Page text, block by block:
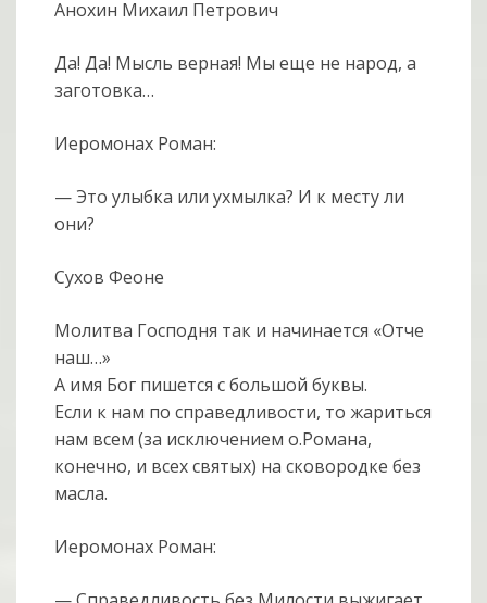
Анохин Михаил Петрович
Да! Да! Мысль верная! Мы еще не народ, а
заготовка…
Иеромонах Роман:
— Это улыбка или ухмылка? И к месту ли
они?
Сухов Феоне
Молитва Господня так и начинается «Отче
наш…»
А имя Бог пишется с большой буквы.
Если к нам по справедливости, то жариться
нам всем (за исключением о.Романа,
конечно, и всех святых) на сковородке без
масла.
Иеромонах Роман: